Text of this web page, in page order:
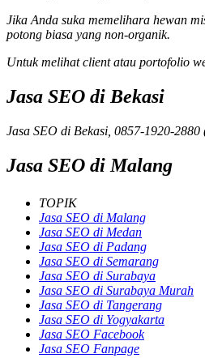
Jika Anda suka memelihara hewan
potong biasa yang non-organik.
Untuk melihat client atau portofolio
Jasa SEO di Bekasi
Jasa SEO di Bekasi, 0857-1920-
Jasa SEO di Malang
TOPIK
Jasa SEO di Malang
Jasa SEO di Medan
Jasa SEO di Padang
Jasa SEO di Semarang
Jasa SEO di Surabaya
Jasa SEO di Surabaya Murah
Jasa SEO di Tangerang
Jasa SEO di Yogyakarta
Jasa SEO Facebook
Jasa SEO Fanpage